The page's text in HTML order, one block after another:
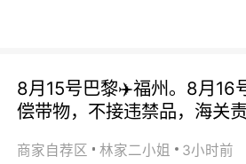
8月15号巴黎✈️福州。8月16
偿带物，不接违禁品，海关
商家自荐区 林家二小姐 3小时前